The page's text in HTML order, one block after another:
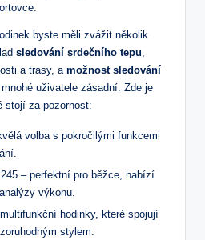
byste měli zvážit několik
sledování srdečního tepu,
a trasy, a možnost sledování
uživatele zásadní. Zde je
stojí za pozornost:
volba s pokročilými funkcemi
– perfektní pro běžce, nabízí
výkonu.
hodinky, které spojují
stylem.